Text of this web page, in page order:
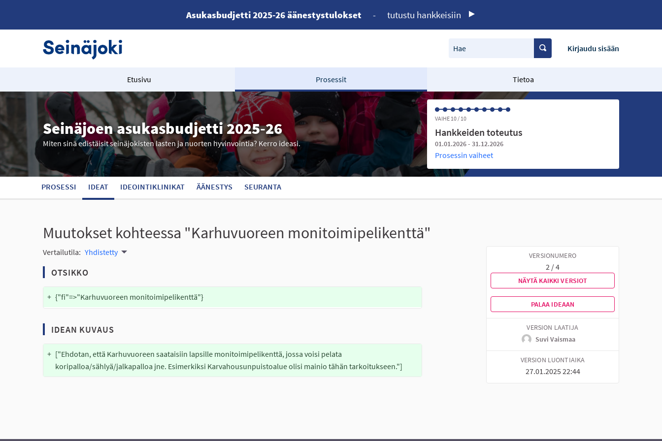
Asukasbudjetti 2025-26 äänestystulokset - tutustu hankkeisiin
Hae Kirjaudu sisään
Etusivu Prosessit Tietoa
Seinäjoen asukasbudjetti 2025-26
Miten sinä edistäisit seinäjokisten lasten ja nuorten hyvinvointia? Kerro ideasi.
VAIHE 10 / 10
Hankkeiden toteutus
01.01.2026 - 31.12.2026
Prosessin vaiheet
PROSESSI IDEAT IDEOINTIKLINIKAT ÄÄNESTYS SEURANTA
Muutokset kohteessa "Karhuvuoreen monitoimipelikenttä"
Vertailutila: Yhdistetty
OTSIKKO
+ {"fi"=>"Karhuvuoreen monitoimipelikenttä"}
IDEAN KUVAUS
+ ["Ehdotan, että Karhuvuoreen saataisiin lapsille monitoimipelikenttä, jossa voisi pelata
koripalloa/sählyä/jalkapalloa jne. Esimerkiksi Karvahousunpuistoalue olisi mainio tähän tarkoitukseen."]
VERSIONUMERO
2 / 4
NÄYTÄ KAIKKI VERSIOT
PALAA IDEAAN
VERSION LAATIJA
Suvi Vaismaa
VERSION LUONTIAIKA
27.01.2025 22:44